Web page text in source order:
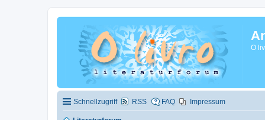
O
Schnellzugriff RSS FAQ Impressum